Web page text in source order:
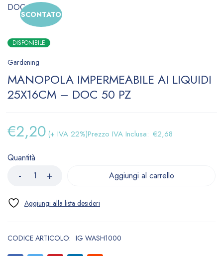
SCONTATO
DISPONIBILE
Gardening
MANOPOLA IMPERMEABILE AI LIQUIDI
25X16CM – DOC 50 PZ
€2,20 (+ IVA 22%)Prezzo IVA Inclusa: €2,68
Quantità
Aggiungi al carrello
CODICE ARTICOLO: IG WASH1000